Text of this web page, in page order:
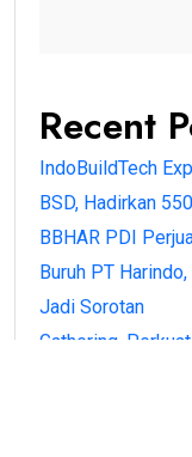
Recent
IndoBuildTech
BSD, Hadirkan
BBHAR PDI
Buruh PT
Jadi Sorotan
Gathering,